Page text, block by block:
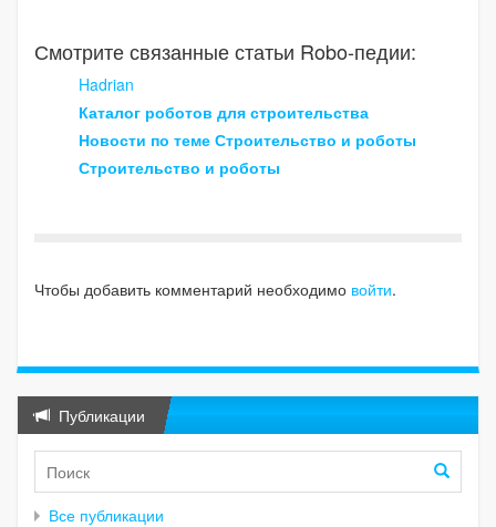
Смотрите связанные статьи Robo-педии:
Hadrian
Каталог роботов для строительства
Новости по теме Строительство и роботы
Строительство и роботы
Чтобы добавить комментарий необходимо войти.
Публикации
Все публикации